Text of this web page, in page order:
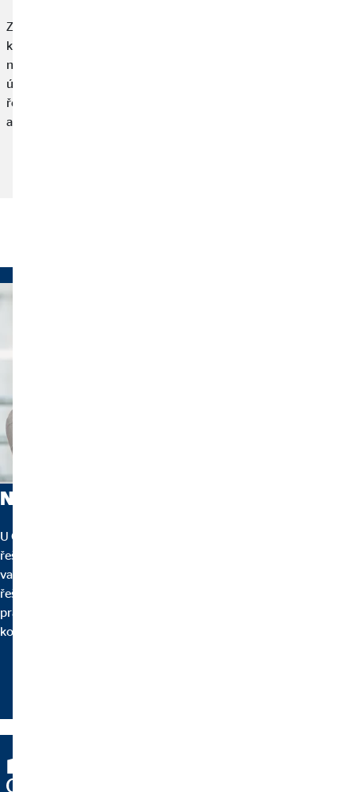
Zájem začít podnikat s OVB projevil sám. Inspirovali ho starší
kamarádi, kteří již s podnikáním začali. Ačkoliv tehdy vůbec
netušil, že něco jako finanční poradenství vůbec existuje,
úvodní seminář ho nadchl. Dnes je z Pavla Turka regionální
ředitel. „Sledovací období je moje nejoblíbenější část kariéry
a vždy na něj vzpomínám s nadšením,“ přiznává.
Naši finanční poradci
U OVB nepracují prodejci, ale hlavně odborníci na čísla, jasná
řešení, se kterými se snadno spřátelíte. Máme pochopení pro
vaše starosti, odpovíme na vaše otázky a vždy doporučujeme
řešení na míru. V tom jsme nejlepší. Proč? Naši poradci svou
práci dělají srdcem a na plno. Mix odborných znalostí v
kombinaci s lidskou empatií zkrátka funguje.